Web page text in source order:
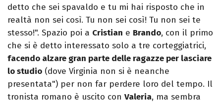
detto che sei spavaldo e tu mi hai risposto che in
realtà non sei così. Tu non sei così! Tu non sei te
stesso!". Spazio poi a Cristian e Brando, con il primo
che si è detto interessato solo a tre corteggiatrici,
facendo alzare gran parte delle ragazze per lasciare
lo studio (dove Virginia non si è neanche
presentata") per non far perdere loro del tempo. Il
tronista romano è uscito con Valeria, ma sembra